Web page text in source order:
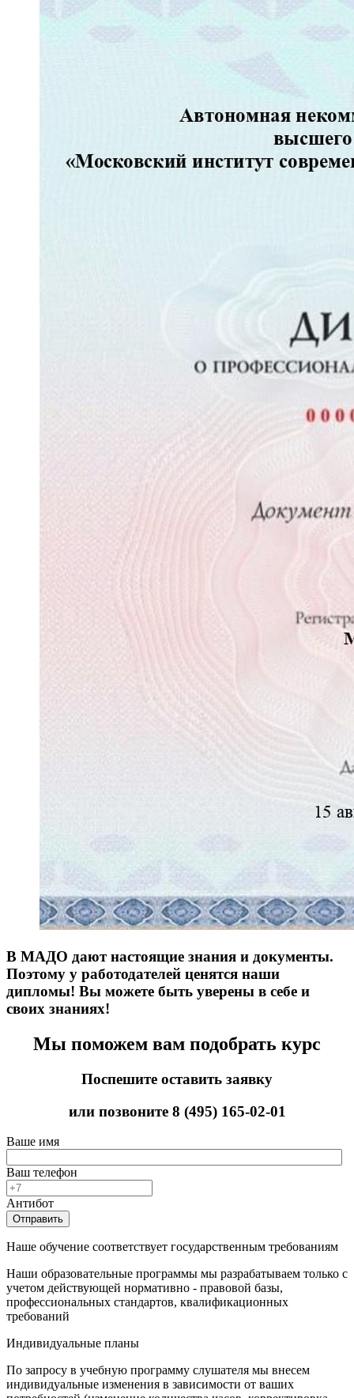
В МАДО дают настоящие знания и документы.
Поэтому у работодателей ценятся наши
дипломы! Вы можете быть уверены в себе и
своих знаниях!
Мы поможем вам подобрать курс
Поспешите оставить заявку
или позвоните 8 (495) 165-02-01
Ваше имя
Ваш телефон
Антибот
Отправить
Наше обучение соответствует государственным требованиям
Наши образовательные программы мы разрабатываем только с
учетом действующей нормативно - правовой базы,
профессиональных стандартов, квалификационных
требований
Индивидуальные планы
По запросу в учебную программу слушателя мы внесем
индивидуальные изменения в зависимости от ваших